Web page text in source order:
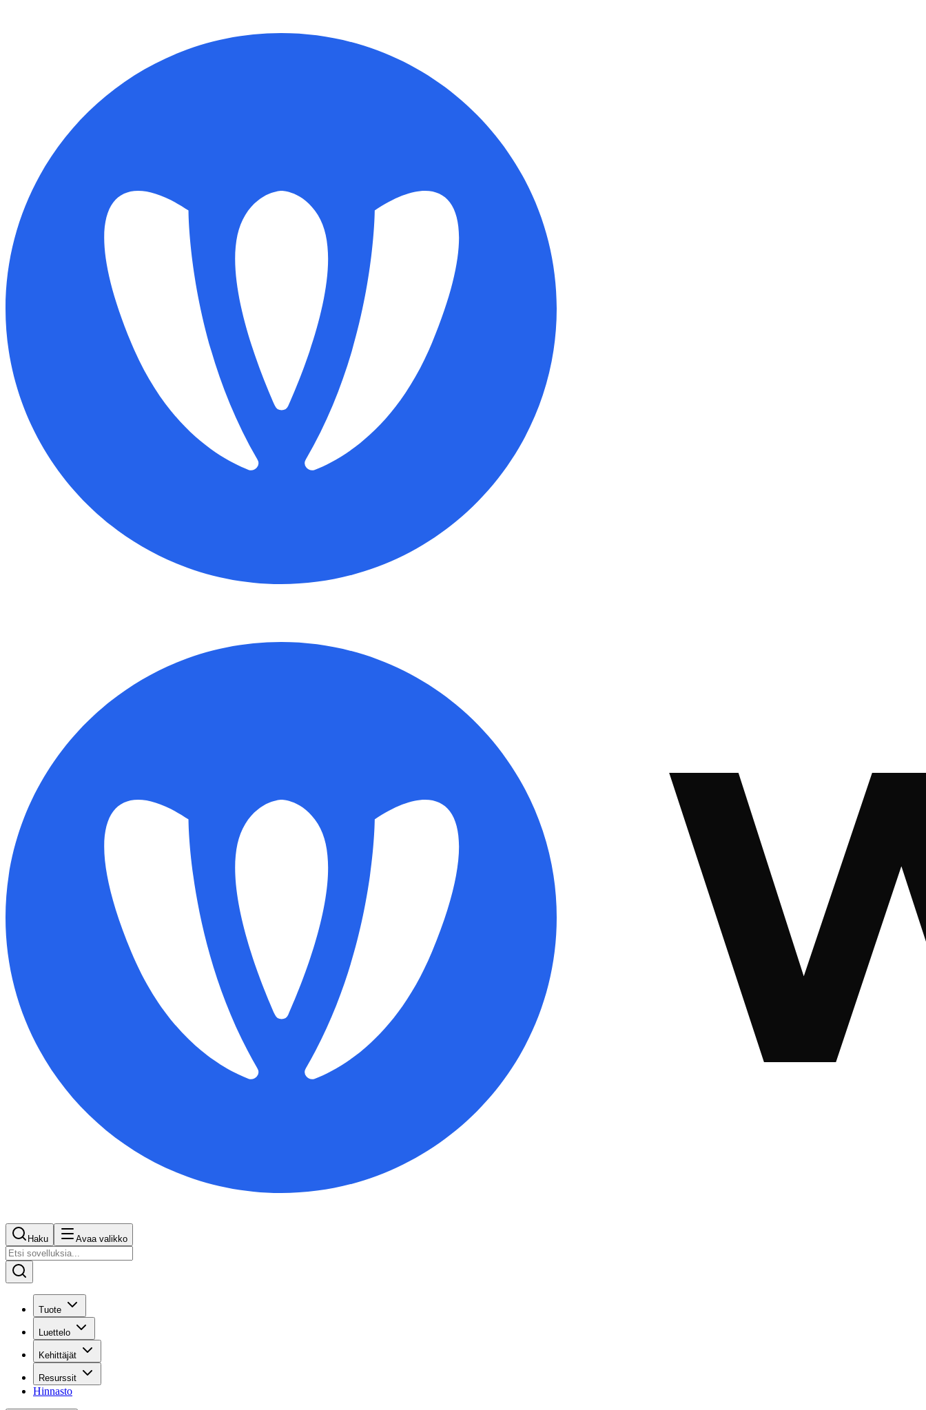
Haku Avaa valikko
Tuote
Luettelo
Kehittäjät
Resurssit
Hinnasto